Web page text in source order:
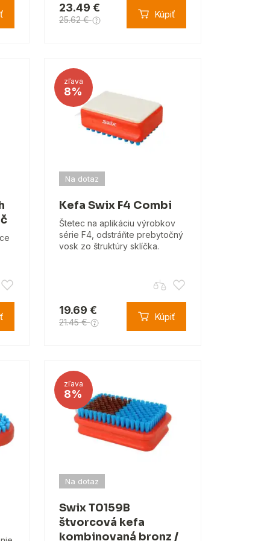
23.49 €
25.62 € Kúpiť
zľava
8%
Na dotaz
Kefa Swix F4 Combi
Štetec na aplikáciu výrobkov
série F4, odstráňte prebytočný
vosk zo štruktúry sklíčka.
19.69 €
21.45 € Kúpiť
zľava
8%
Na dotaz
Swix T0159B
štvorcová kefa
kombinovaná bronz /